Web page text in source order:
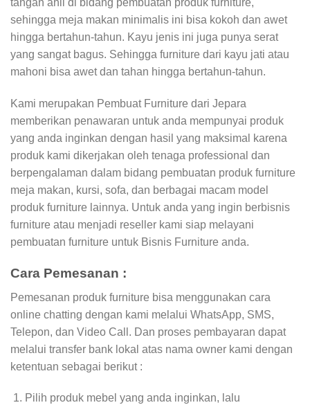
tangan ahli di bidang pembuatan produk furniture,
sehingga meja makan minimalis ini bisa kokoh dan awet
hingga bertahun-tahun. Kayu jenis ini juga punya serat
yang sangat bagus. Sehingga furniture dari kayu jati atau
mahoni bisa awet dan tahan hingga bertahun-tahun.
Kami merupakan Pembuat Furniture dari Jepara
memberikan penawaran untuk anda mempunyai produk
yang anda inginkan dengan hasil yang maksimal karena
produk kami dikerjakan oleh tenaga professional dan
berpengalaman dalam bidang pembuatan produk furniture
meja makan, kursi, sofa, dan berbagai macam model
produk furniture lainnya. Untuk anda yang ingin berbisnis
furniture atau menjadi reseller kami siap melayani
pembuatan furniture untuk Bisnis Furniture anda.
Cara Pemesanan :
Pemesanan produk furniture bisa menggunakan cara
online chatting dengan kami melalui WhatsApp, SMS,
Telepon, dan Video Call. Dan proses pembayaran dapat
melalui transfer bank lokal atas nama owner kami dengan
ketentuan sebagai berikut :
Pilih produk mebel yang anda inginkan, lalu